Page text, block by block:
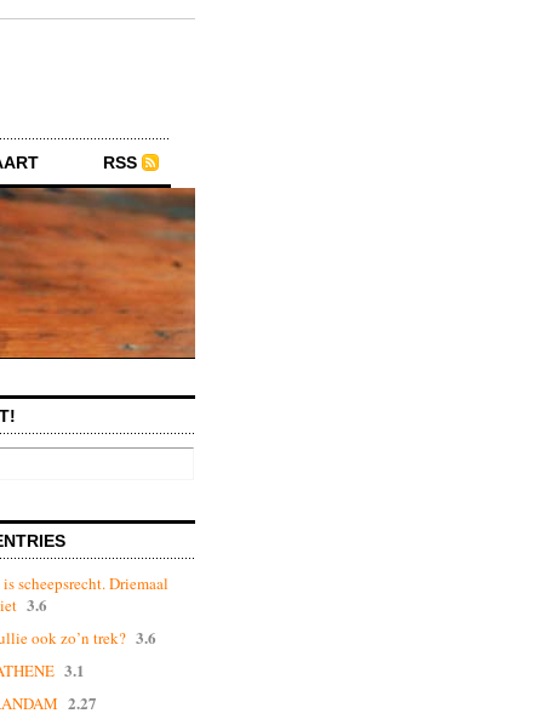
RSS
scheepsrecht. Driemaal
3.6
ook zo’n trek? 3.6
3.1
2.27